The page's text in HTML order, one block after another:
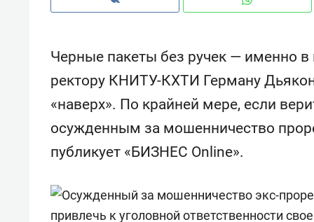
Черные пакеты без ручек — именно
ректору КНИТУ-КХТИ Герману
«наверх». По крайней мере, если
осужденным за мошенничество
публикует «БИЗНЕС Online».
Дизайнер-прораб Наталья
Наседкина: «Ремонт вместе
с мебелью за 2 миллиона –
для меня это челлендж!»
Как
дней